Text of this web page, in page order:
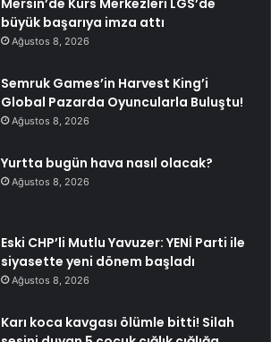
Mersin’de Kurs Merkezleri LGS’de
büyük başarıya imza attı
Ağustos 8, 2026
Semruk Games’in Harvest King’i
Global Pazarda Oyuncularla Buluştu!
Ağustos 8, 2026
Yurtta bugün hava nasıl olacak?
Ağustos 8, 2026
Eski CHP’li Mutlu Yavuzer: YENİ Parti ile
siyasette yeni dönem başladı
Ağustos 8, 2026
Karı koca kavgası ölümle bitti! Silah